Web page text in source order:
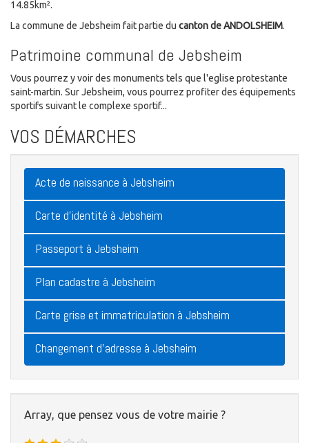
14.85km².
La commune de Jebsheim fait partie du canton de ANDOLSHEIM.
Patrimoine communal de Jebsheim
Vous pourrez y voir des monuments tels que l'eglise protestante
saint-martin. Sur Jebsheim, vous pourrez profiter des équipements
sportifs suivant le complexe sportif...
VOS DÉMARCHES
Acte de naissance à Jebsheim
Carte d'identité à Jebsheim
Passeport à Jebsheim
Plan cadastre à Jebsheim
Carte grise et immatriculation à Jebsheim
Changement d'adresse à Jebsheim
Array, que pensez vous de votre mairie ?